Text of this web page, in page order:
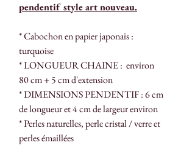
pendentif style art nouveau.
* Cabochon en papier japonais :
turquoise
* LONGUEUR CHAINE : environ
80 cm + 5 cm d'extension
* DIMENSIONS PENDENTIF : 6 cm
de longueur et 4 cm de largeur environ
* Perles naturelles, perle cristal / verre et
perles émaillées